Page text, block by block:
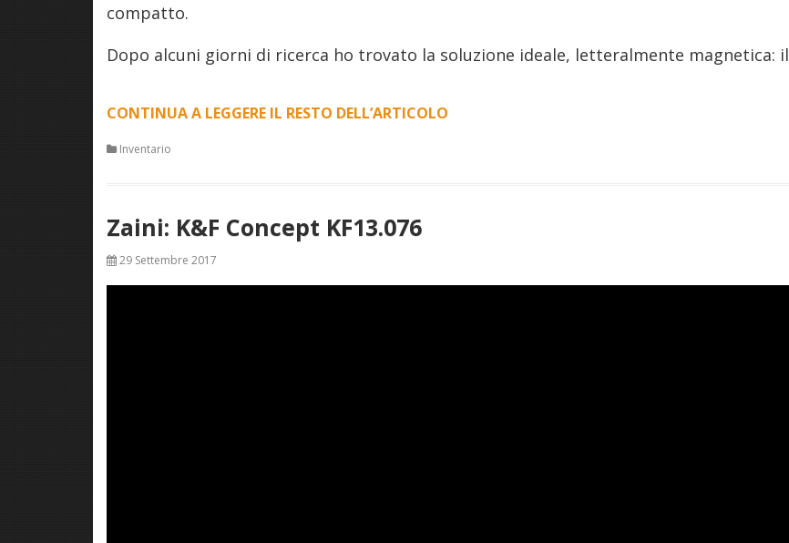
compatto.
Dopo alcuni giorni di ricerca ho trovato la soluzione ideale, letteralmente magnetica: il
CONTINUA A LEGGERE IL RESTO DELL’ARTICOLO
Inventario
Zaini: K&F Concept KF13.076
29 Settembre 2017